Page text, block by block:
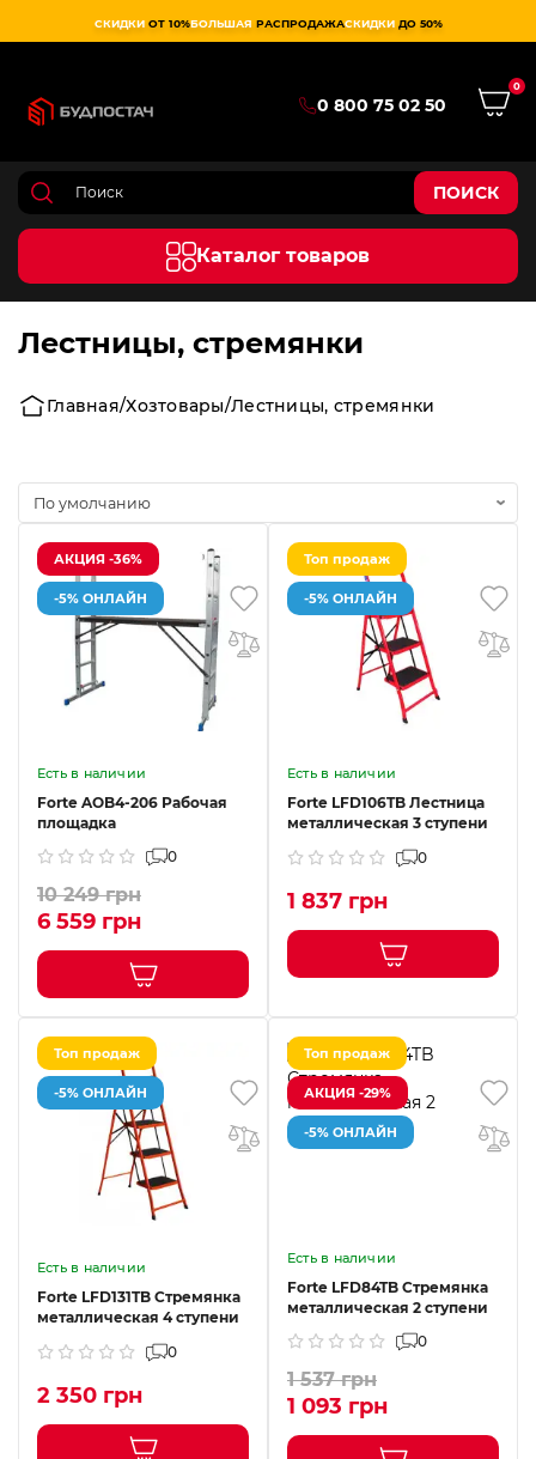
СКИДКИ ОТ 10%БОЛЬШАЯ РАСПРОДАЖАСКИДКИ ДО 50%
0 800 75 02 50
0
ПОИСК
Каталог товаров
Лестницы, стремянки
Главная Хозтовары Лестницы, стремянки
АКЦИЯ -36%
-5% ОНЛАЙН
Есть в наличии
Forte AOB4-206 Рабочая
площадка
0
10 249 грн
6 559 грн
Топ продаж
-5% ОНЛАЙН
Есть в наличии
Forte LFD106TB Лестница
металлическая 3 ступени
0
1 837 грн
Топ продаж
-5% ОНЛАЙН
Есть в наличии
Forte LFD131TB Стремянка
металлическая 4 ступени
0
2 350 грн
Топ продаж
АКЦИЯ -29%
-5% ОНЛАЙН
Есть в наличии
Forte LFD84TB Стремянка
металлическая 2 ступени
0
1 537 грн
1 093 грн